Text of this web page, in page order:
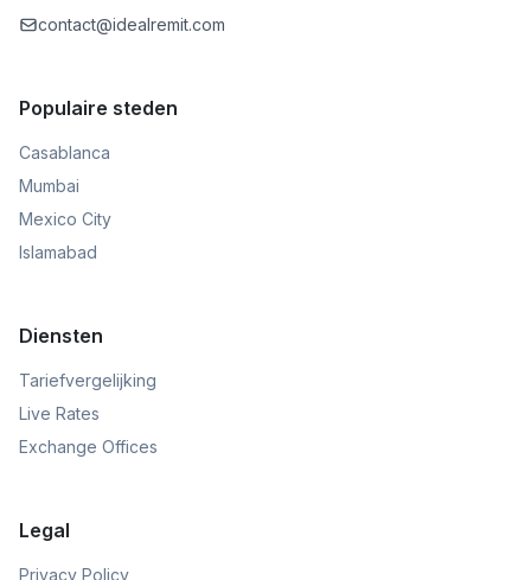
contact@idealremit.com
Populaire steden
Casablanca
Mumbai
Mexico City
Islamabad
Diensten
Tariefvergelijking
Live Rates
Exchange Offices
Legal
Privacy Policy